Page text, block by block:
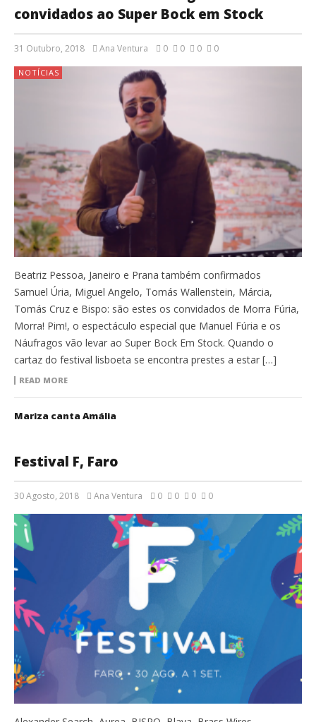
convidados ao Super Bock em Stock
31 Outubro, 2018 Ana Ventura 0 0 0 0
NOTÍCIAS
Beatriz Pessoa, Janeiro e Prana também confirmados
Samuel Úria, Miguel Angelo, Tomás Wallenstein, Márcia,
Tomás Cruz e Bispo: são estes os convidados de Morra Fúria,
Morra! Pim!, o espectáculo especial que Manuel Fúria e os
Náufragos vão levar ao Super Bock Em Stock. Quando o
cartaz do festival lisboeta se encontra prestes a estar […]
READ MORE
Mariza canta Amália
Festival F, Faro
30 Agosto, 2018 Ana Ventura 0 0 0 0